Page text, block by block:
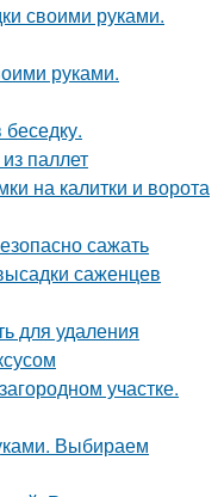
своими руками.
руками.
паллет
на калитки и ворота
сажать
саженцев
для удаления
участке.
Выбираем